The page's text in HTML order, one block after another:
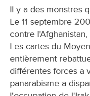
Il y a des monstres
Le 11 septembre
contre
Les cartes du
entièrement
différentes forces a
panarabisme a